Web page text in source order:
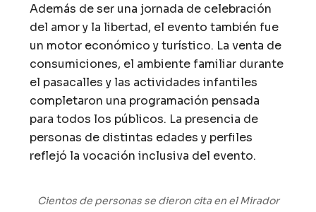
Además de ser una jornada de celebración
del amor y la libertad, el evento también fue
un motor económico y turístico. La venta de
consumiciones, el ambiente familiar durante
el pasacalles y las actividades infantiles
completaron una programación pensada
para todos los públicos. La presencia de
personas de distintas edades y perfiles
reflejó la vocación inclusiva del evento.
Cientos de personas se dieron cita en el Mirador